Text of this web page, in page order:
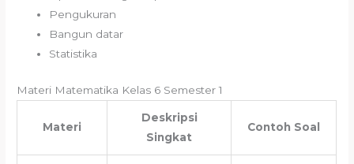
Pengukuran
Bangun datar
Statistika
Materi Matematika Kelas 6 Semester 1
Materi
Deskripsi
Singkat
Contoh Soal